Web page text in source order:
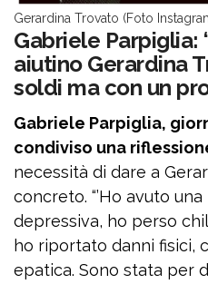
Gerardina Trovato (Foto
Gabriele
aiutino Gerardina
soldi ma con un
Gabriele Parpiglia,
condiviso una
necessità di dare a
concreto. “’Ho avuto
depressiva, ho perso
ho riportato danni fisici,
epatica. Sono stata per